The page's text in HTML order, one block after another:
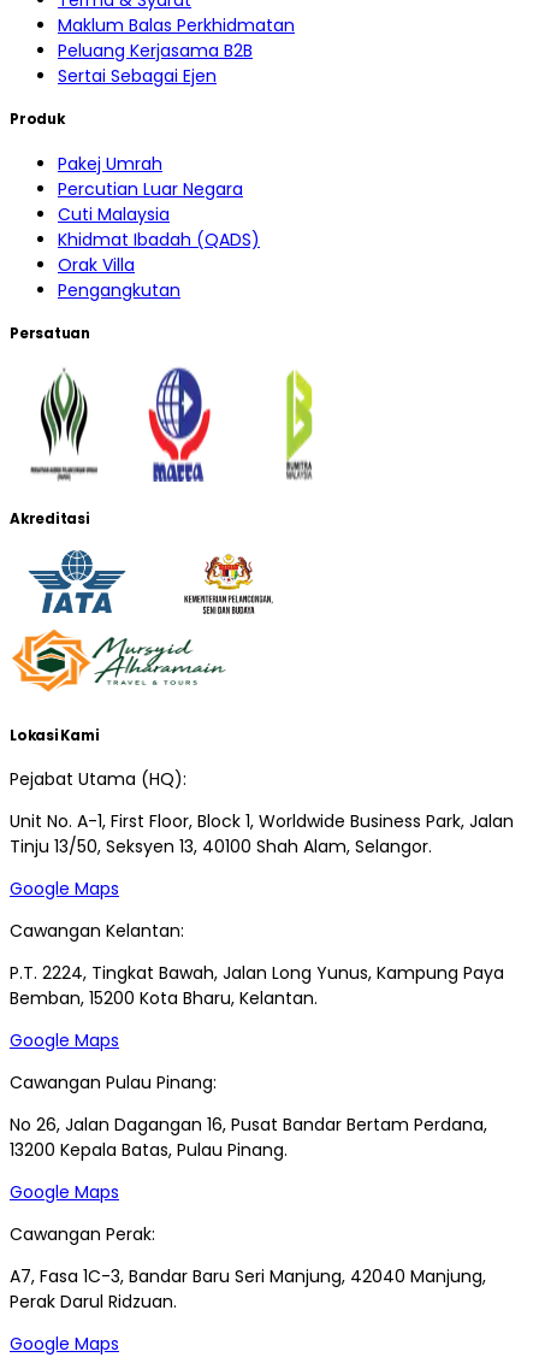
Maklum Balas Perkhidmatan
Peluang Kerjasama B2B
Sertai Sebagai Ejen
Produk
Pakej Umrah
Percutian Luar Negara
Cuti Malaysia
Khidmat Ibadah (QADS)
Orak Villa
Pengangkutan
Persatuan
Akreditasi
Lokasi Kami
Pejabat Utama (HQ):
Unit No. A-1, First Floor, Block 1, Worldwide Business Park, Jalan
Tinju 13/50, Seksyen 13, 40100 Shah Alam, Selangor.
Google Maps
Cawangan Kelantan:
P.T. 2224, Tingkat Bawah, Jalan Long Yunus, Kampung Paya
Bemban, 15200 Kota Bharu, Kelantan.
Google Maps
Cawangan Pulau Pinang:
No 26, Jalan Dagangan 16, Pusat Bandar Bertam Perdana,
13200 Kepala Batas, Pulau Pinang.
Google Maps
Cawangan Perak:
A7, Fasa 1C-3, Bandar Baru Seri Manjung, 42040 Manjung,
Perak Darul Ridzuan.
Google Maps